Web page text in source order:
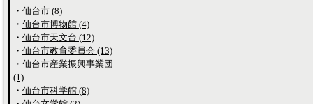
・ 仙台市 (8)
・ 仙台市博物館 (4)
・ 仙台市天文台 (12)
・ 仙台市教育委員会 (13)
・ 仙台市産業振興事業団
(1)
・ 仙台市科学館 (8)